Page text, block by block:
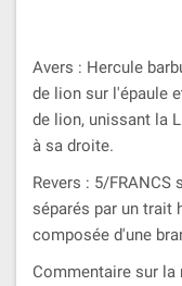
Avers : Hercule
de lion sur l'épaule
de lion, unissant la
à sa droite.
Revers : 5/
séparés par un trait
composée d'une
Commentaire sur la